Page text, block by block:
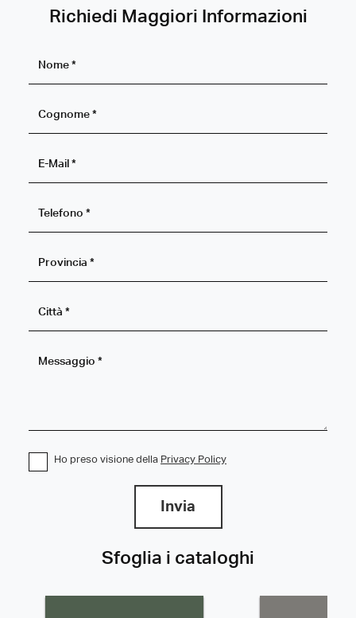
Sfoglia i cataloghi
Richiedi Maggiori Informazioni
Ho preso visione della Privacy Policy
Invia